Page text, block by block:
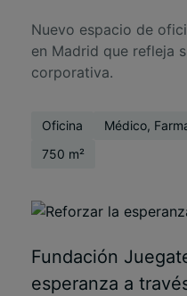
Nuevo espacio de
en Madrid que refleja
corporativa.
Oficina Médico,
750 m²
Fundación
esperanza a